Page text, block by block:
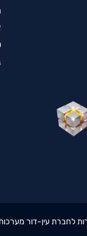
עין-דור מערכות 2009